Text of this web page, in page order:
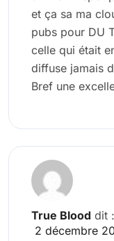
et ça sa ma
pubs pour DU
celle qui était
diffuse jamais
Bref une
True Blood dit :
2 décembre